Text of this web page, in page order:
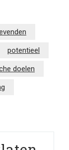
potentieel
doelen